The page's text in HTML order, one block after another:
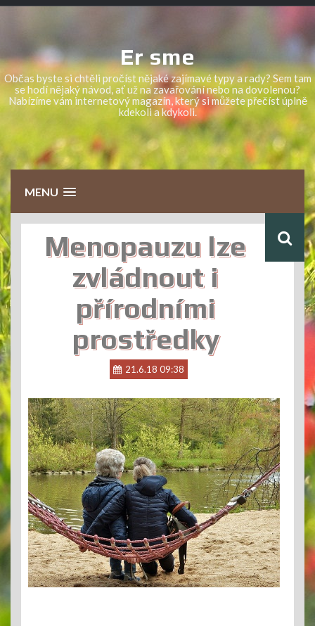
Skip
Er sme
Občas byste si chtěli pročíst nějaké zajímavé typy a rady? Sem tam
se hodí nějaký návod, ať už na zavařování nebo na dovolenou?
Nabízíme vám internetový magazín, který si můžete přečíst úplně
kdekoli a kdykoli.
MENU
Menopauzu lze
zvládnout i
přírodními
prostředky
21.6.18 09:38